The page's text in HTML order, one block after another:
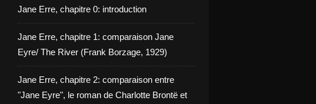
Jane Erre, chapitre 0: introduction
Jane Erre, chapitre 1: comparaison Jane
Eyre/ The River (Frank Borzage, 1929)
Jane Erre, chapitre 2: comparaison entre
"Jane Eyre", le roman de Charlotte Brontë et